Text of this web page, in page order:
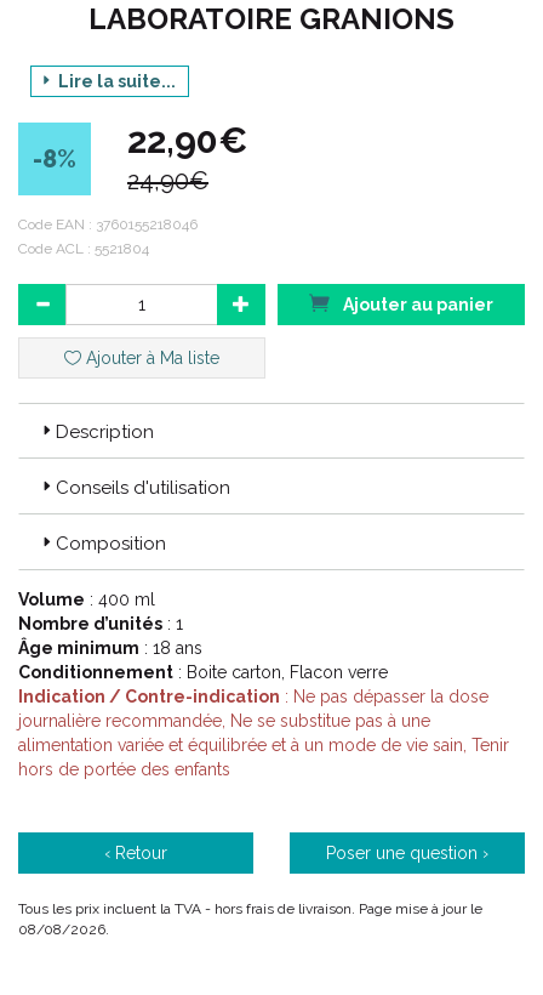
LABORATOIRE GRANIONS
Gamme : COLLAGÈNE+ BEAUTÉ
Produit : PROGRAMME DE 8 JOURS
PEAU REPULPÉE, RÉDUCTION DES RIDES
Contenance : 400 ML
Code ACL : 5521804
Code EAN : 3760155218046
Lire la suite...
-8% 22,90€
24,90€
Code EAN : 3760155218046
Code ACL : 5521804
Ajouter au panier
Ajouter à Ma liste
Description
Conseils d'utilisation
Composition
Volume : 400 ml
Nombre d’unités : 1
Âge minimum : 18 ans
Conditionnement : Boite carton, Flacon verre
Indication / Contre-indication : Ne pas dépasser la dose
journalière recommandée, Ne se substitue pas à une
alimentation variée et équilibrée et à un mode de vie sain, Tenir
hors de portée des enfants
‹ Retour Poser une question ›
Tous les prix incluent la TVA - hors frais de livraison. Page mise à jour le
08/08/2026.